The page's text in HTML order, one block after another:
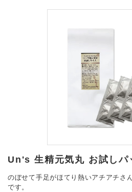
Un's 生精元気丸 お試しパ
のぼせて手足がほてり熱いアチアチさ
です。